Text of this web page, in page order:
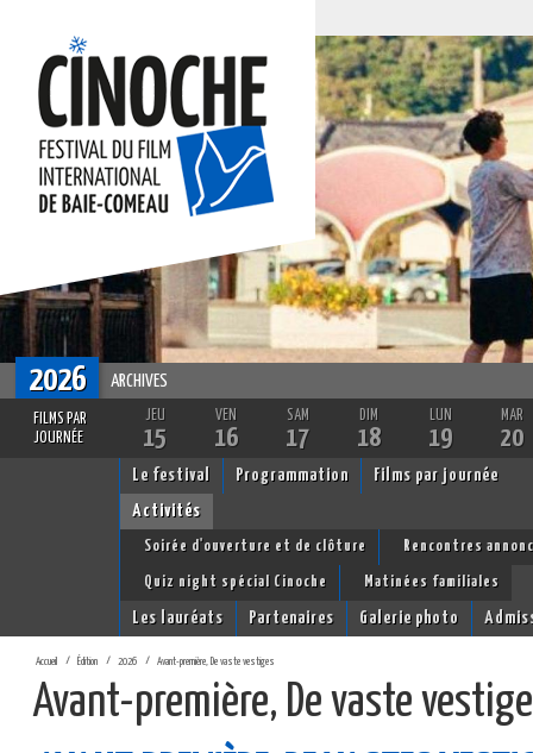
2026 ARCHIVES
FILMS PAR
JOURNÉE
JEU
15
VEN
16
SAM
17
DIM
18
LUN
19
MAR
20
Le festival Programmation
Films par journée
Activités
Soirée d'ouverture et de clôture Rencontres
Quiz night spécial Cinoche Matinées familiales
Les lauréats Partenaires Galerie photo
Accueil Édition 2026 Avant-première, De vaste vestiges
Avant-première, De vaste